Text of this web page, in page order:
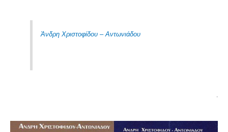
Άνδρη Χριστοφίδου – Αντωνιάδου
.